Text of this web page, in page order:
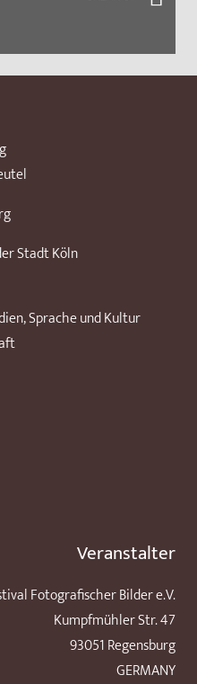
Stadt Köln
Sprache und Kultur
Veranstalter
Fotografischer Bilder e.V.
Kumpfmühler Str. 47
93051 Regensburg
GERMANY